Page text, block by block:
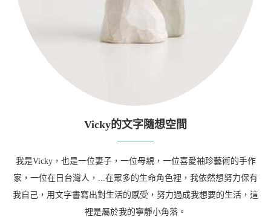
Vicky的文字隨想空間
我是Vicky，也是一位妻子，一位母親，一位喜愛袖珍藝術的手作
家，一位在日台灣人，...在眾多的生命角色裡，我依然想努力保有
我自己，用文字書寫出對生活的感受，努力過成我想要的生活，這
裡是屬於我的寧靜小角落。